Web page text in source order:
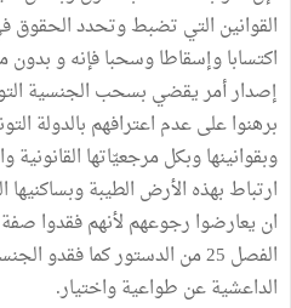
القوانين التي تضبط وتحدد
اكتسابا وإسقاطا وسحبا فإنه و
إصدار أمر يقضي بسحب الجنسية
برهنوا على عدم اعترافهم بالدولة
وبقوانينها وبكل مرجعيّاتها
ارتباط بهذه الأرض الطيبة وبساكنيها
ان يعارضوا رجوعهم لأنهم فقدوا
الفصل 25 من الدستور كما فقدو
الداعشية عن طواعية واختيار.